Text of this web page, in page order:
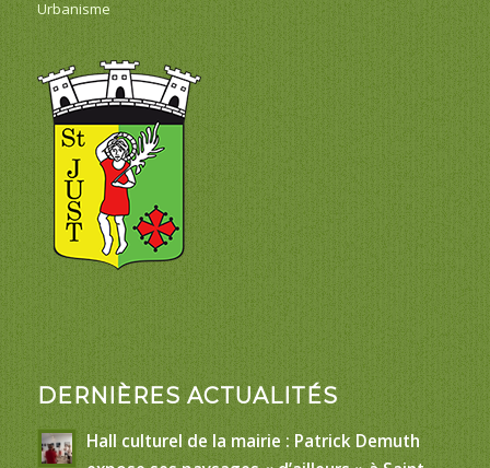
Urbanisme
DERNIÈRES ACTUALITÉS
Hall culturel de la mairie : Patrick Demuth